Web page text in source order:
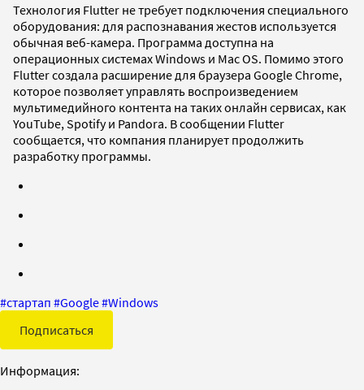
Технология Flutter не требует подключения специального
оборудования: для распознавания жестов используется
обычная веб-камера. Программа доступна на
операционных системах Windows и Mac OS. Помимо этого
Flutter создала расширение для браузера Google Chrome,
которое позволяет управлять воспроизведением
мультимедийного контента на таких онлайн сервисах, как
YouTube, Spotify и Pandora. В сообщении Flutter
сообщается, что компания планирует продолжить
разработку программы.
#стартап #Google#Windows
Подписаться
Информация: